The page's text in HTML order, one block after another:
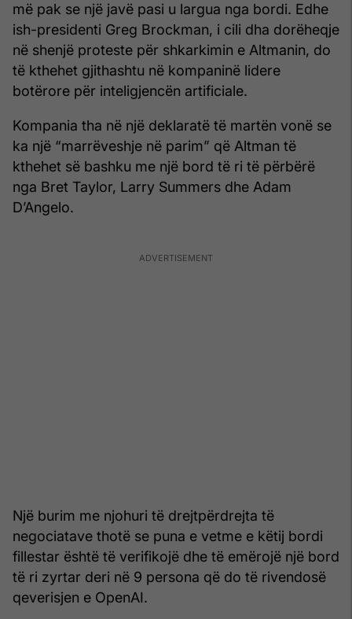
më pak se një javë pasi u largua nga bordi. Edhe
ish-presidenti Greg Brockman, i cili dha dorëheqje
në shenjë proteste për shkarkimin e Altmanin, do
të kthehet gjithashtu në kompaninë lidere
botërore për inteligjencën artificiale.
Kompania tha në një deklaratë të martën vonë se
ka një “marrëveshje në parim” që Altman të
kthehet së bashku me një bord të ri të përbërë
nga Bret Taylor, Larry Summers dhe Adam
D’Angelo.
Një burim me njohuri të drejtpërdrejta të
negociatave thotë se puna e vetme e këtij bordi
fillestar është të verifikojë dhe të emërojë një bord
të ri zyrtar deri në 9 persona që do të rivendosë
qeverisjen e OpenAI.